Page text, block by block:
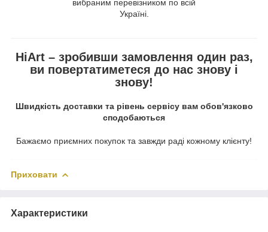
вибраним перевізником по всій
Україні.
HiArt – зробивши замовлення один раз,
ви повертатиметеся до нас знову і
знову!
Швидкість доставки та рівень сервісу вам обов'язково
сподобаються
Бажаємо приємних покупок та завжди раді кожному клієнту!
Приховати
Характеристики